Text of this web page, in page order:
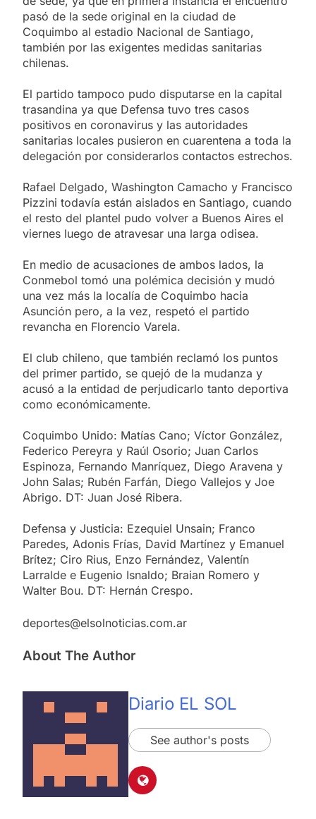
pasó de la sede original en la ciudad de
Coquimbo al estadio Nacional de Santiago,
también por las exigentes medidas sanitarias
chilenas.
El partido tampoco pudo disputarse en la capital
trasandina ya que Defensa tuvo tres casos
positivos en coronavirus y las autoridades
sanitarias locales pusieron en cuarentena a toda la
delegación por considerarlos contactos estrechos.
Rafael Delgado, Washington Camacho y Francisco
Pizzini todavía están aislados en Santiago, cuando
el resto del plantel pudo volver a Buenos Aires el
viernes luego de atravesar una larga odisea.
En medio de acusaciones de ambos lados, la
Conmebol tomó una polémica decisión y mudó
una vez más la localía de Coquimbo hacia
Asunción pero, a la vez, respetó el partido
revancha en Florencio Varela.
El club chileno, que también reclamó los puntos
del primer partido, se quejó de la mudanza y
acusó a la entidad de perjudicarlo tanto deportiva
como económicamente.
Coquimbo Unido: Matías Cano; Víctor González,
Federico Pereyra y Raúl Osorio; Juan Carlos
Espinoza, Fernando Manríquez, Diego Aravena y
John Salas; Rubén Farfán, Diego Vallejos y Joe
Abrigo. DT: Juan José Ribera.
Defensa y Justicia: Ezequiel Unsain; Franco
Paredes, Adonis Frías, David Martínez y Emanuel
Brítez; Ciro Rius, Enzo Fernández, Valentín
Larralde e Eugenio Isnaldo; Braian Romero y
Walter Bou. DT: Hernán Crespo.
deportes@elsolnoticias.com.ar
About The Author
Diario EL SOL
See author's posts